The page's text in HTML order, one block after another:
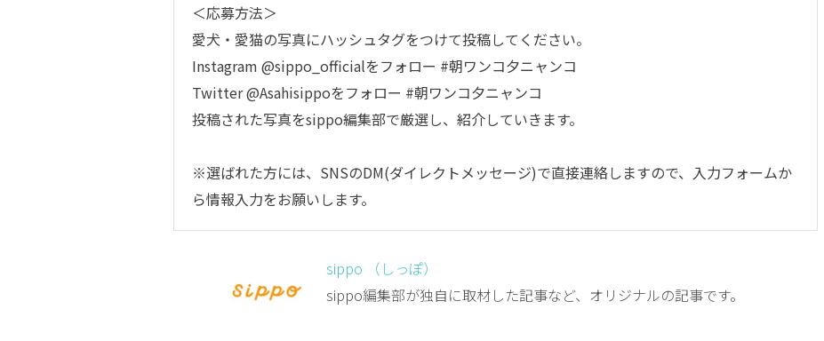
＜応募方法＞
愛犬・愛猫の写真にハッシュタグをつけて投稿してください。
Instagram @sippo_officialをフォロー #朝ワンコ夕ニャンコ
Twitter@Asahisippoをフォロー #朝ワンコ夕ニャンコ
投稿された写真をsippo編集部で厳選し、紹介していきます。
※選ばれた方には、SNSのDM(ダイレクトメッセージ)で直接連絡しますので、入力フォームか
ら情報入力をお願いします。
sippo （しっぽ）
sippo編集部が独自に取材した記事など、オリジナルの記事です。